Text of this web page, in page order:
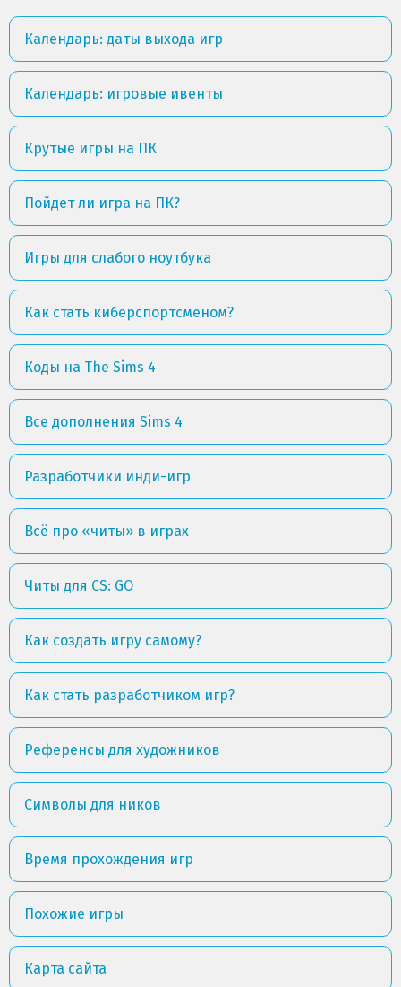
Календарь: даты выхода игр
Календарь: игровые ивенты
Крутые игры на ПК
Пойдет ли игра на ПК?
Игры для слабого ноутбука
Как стать киберспортсменом?
Коды на The Sims 4
Все дополнения Sims 4
Разработчики инди-игр
Всё про «читы» в играх
Читы для CS: GO
Как создать игру самому?
Как стать разработчиком игр?
Референсы для художников
Символы для ников
Время прохождения игр
Похожие игры
Карта сайта